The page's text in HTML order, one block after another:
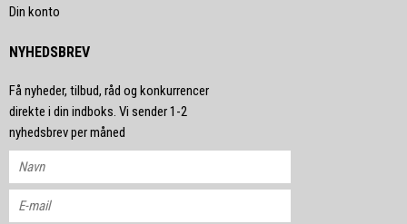
Din konto
NYHEDSBREV
Få nyheder, tilbud, råd og konkurrencer
direkte i din indboks. Vi sender 1-2
nyhedsbrev per måned